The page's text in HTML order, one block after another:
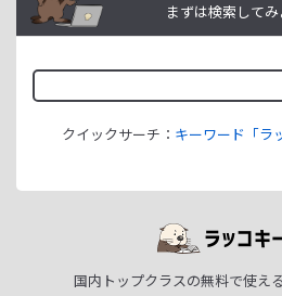
まずは検索してみ
クイックサーチ： キーワード「ラ
国内トップクラスの無料で使え